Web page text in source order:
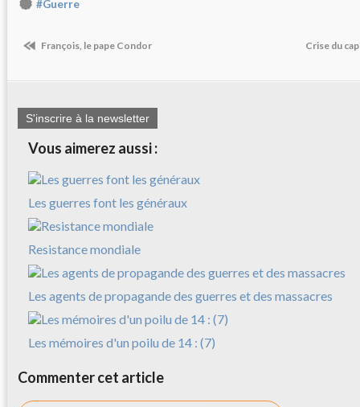
#Guerre
François, le pape Condor Crise du
S'inscrire à la newsletter
Vous aimerez aussi :
Les guerres font les généraux
Resistance mondiale
Les agents de propagande des guerres et des massacres
Les mémoires d'un poilu de 14 : (7)
Commenter cet article